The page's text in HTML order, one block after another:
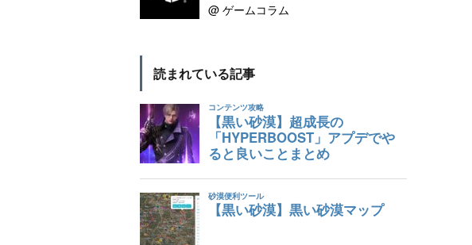
@ ゲームコラム
読まれている記事